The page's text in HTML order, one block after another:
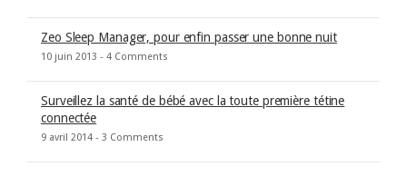
Zeo Sleep Manager, pour enfin passer une bonne nuit
10 juin 2013 - 4 Comments
Surveillez la santé de bébé avec la toute première tétine
connectée
9 avril 2014 - 3 Comments